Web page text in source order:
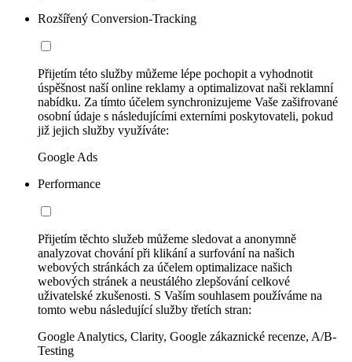
Rozšířený Conversion-Tracking
Přijetím této služby můžeme lépe pochopit a vyhodnotit
úspěšnost naší online reklamy a optimalizovat naši reklamní
nabídku. Za tímto účelem synchronizujeme Vaše zašifrované
osobní údaje s následujícími externími poskytovateli, pokud
již jejich služby využíváte:
Google Ads
Performance
Přijetím těchto služeb můžeme sledovat a anonymně
analyzovat chování při klikání a surfování na našich
webových stránkách za účelem optimalizace našich
webových stránek a neustálého zlepšování celkové
uživatelské zkušenosti. S Vaším souhlasem používáme na
tomto webu následující služby třetích stran:
Google Analytics, Clarity, Google zákaznické recenze, A/B-
Testing